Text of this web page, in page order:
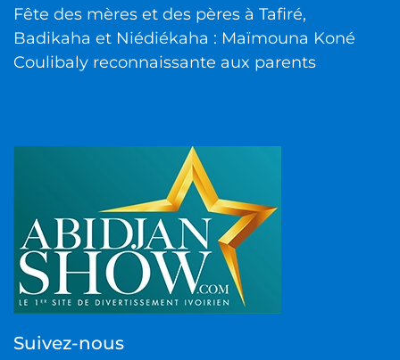
Fête des mères et des pères à Tafiré,
Badikaha et Niédiékaha : Maïmouna Koné
Coulibaly reconnaissante aux parents
Suivez-nous